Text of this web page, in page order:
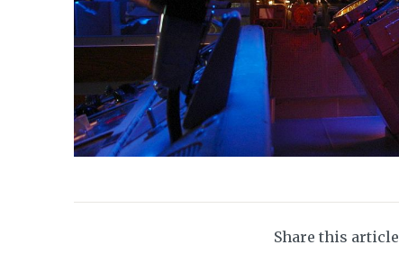
Share this article